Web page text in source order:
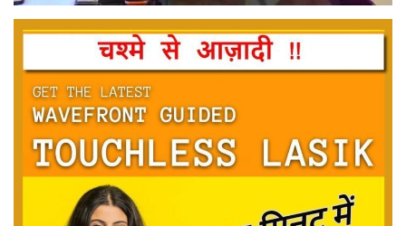
राशिफल
खेल
बिजनेस
फोटो